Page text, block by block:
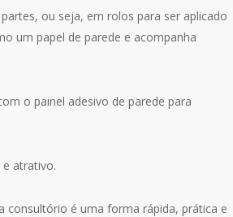
ou seja, em rolos para ser aplicado
um papel de parede e acompanha
o painel adesivo de parede para
atrativo.
consultório é uma forma rápida, prática e